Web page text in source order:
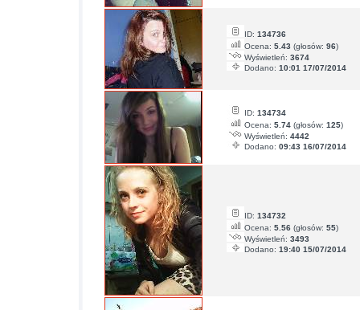
ID: 134736
Ocena: 5.43 (głosów: 96)
Wyświetleń: 3674
Dodano: 10:01 17/07/2014
ID: 134734
Ocena: 5.74 (głosów: 125)
Wyświetleń: 4442
Dodano: 09:43 16/07/2014
ID: 134732
Ocena: 5.56 (głosów: 55)
Wyświetleń: 3493
Dodano: 19:40 15/07/2014